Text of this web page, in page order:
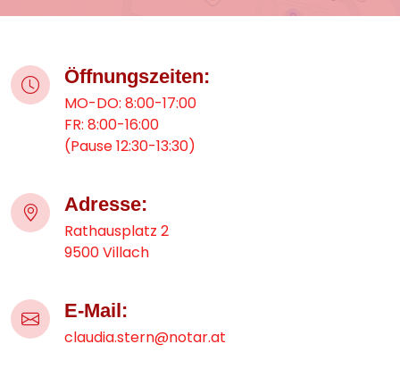
Öffnungszeiten:
MO-DO: 8:00-17:00
FR: 8:00-16:00
(Pause 12:30-13:30)
Adresse:
Rathausplatz 2
9500 Villach
E-Mail:
claudia.stern@notar.at